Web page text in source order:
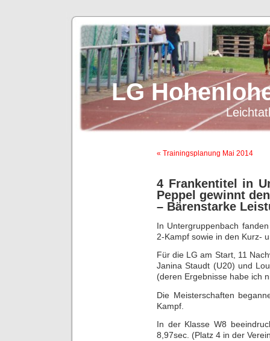
LG
« Trainingsplanung Mai 2014
4 Frankentitel in
Peppel gewinnt
– Bärenstarke
In Untergruppenbach
2-Kampf sowie in den Kurz-
Für die LG am Start, 11
Janina Staudt (U20) und
(deren Ergebnisse habe ich
Die Meisterschaften
Kampf.
In der Klasse W8
8,97sec. (Platz 4 in der